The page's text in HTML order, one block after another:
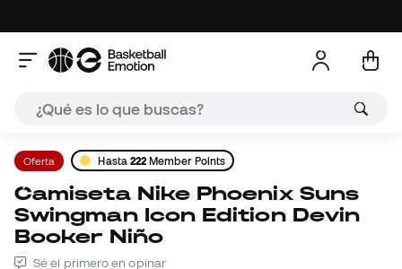
Oferta Hasta 222 Member Points
Camiseta Nike Phoenix Suns
Swingman Icon Edition Devin
Booker Niño
Sé el primero en opinar